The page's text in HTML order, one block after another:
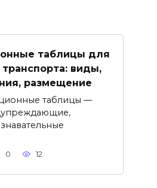
таблицы для
транспорта: виды,
размещение
таблицы —
0 12